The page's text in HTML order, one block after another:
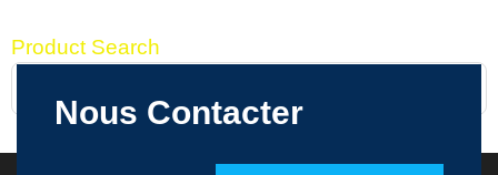
Product Search
Nous Contacter